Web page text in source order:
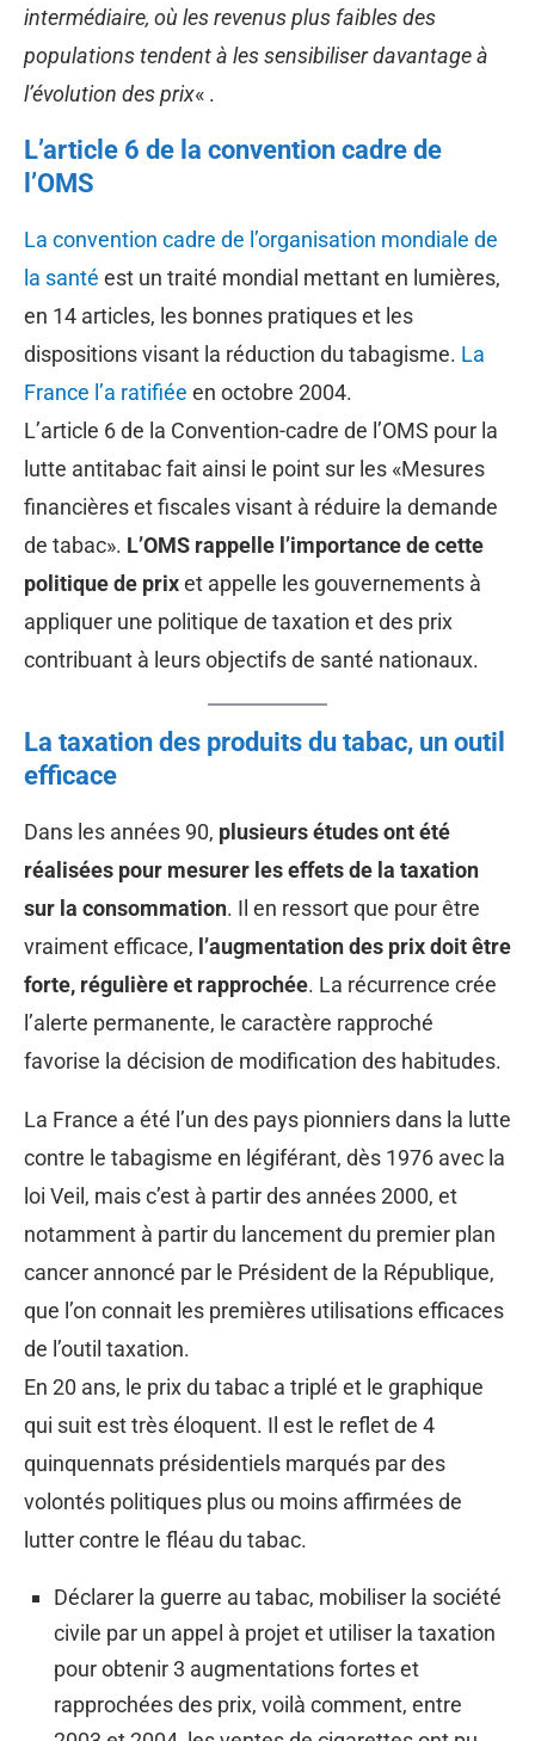
intermédiaire, où les revenus plus faibles des
populations tendent à les sensibiliser davantage à
l’évolution des prix« .
L’article 6 de la convention cadre de
l’OMS
La convention cadre de l’organisation mondiale de
la santé est un traité mondial mettant en lumières,
en 14 articles, les bonnes pratiques et les
dispositions visant la réduction du tabagisme. La
France l’a ratifiée en octobre 2004.
L’article 6 de la Convention-cadre de l’OMS pour la
lutte antitabac fait ainsi le point sur les «Mesures
financières et fiscales visant à réduire la demande
de tabac». L’OMS rappelle l’importance de cette
politique de prixet appelle les gouvernements à
appliquer une politique de taxation et des prix
contribuant à leurs objectifs de santé nationaux.
La taxation des produits du tabac, un outil
efficace
Dans les années 90, plusieurs études ont été
réalisées pour mesurer les effets de la taxation
sur la consommation. Il en ressort que pour être
vraiment efficace, l’augmentation des prix doit être
forte, régulière et rapprochée. La récurrence crée
l’alerte permanente, le caractère rapproché
favorise la décision de modification des habitudes.
La France a été l’un des pays pionniers dans la lutte
contre le tabagisme en légiférant, dès 1976 avec la
loi Veil, mais c’est à partir des années 2000, et
notamment à partir du lancement du premier plan
cancer annoncé par le Président de la République,
que l’on connait les premières utilisations efficaces
de l’outil taxation.
En 20 ans, le prix du tabac a triplé et le graphique
qui suit est très éloquent. Il est le reflet de 4
quinquennats présidentiels marqués par des
volontés politiques plus ou moins affirmées de
lutter contre le fléau du tabac.
Déclarer la guerre au tabac, mobiliser la société
civile par un appel à projet et utiliser la taxation
pour obtenir 3 augmentations fortes et
rapprochées des prix, voilà comment, entre